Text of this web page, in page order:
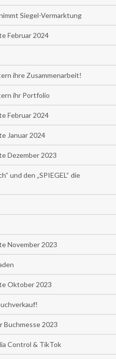
Siegel-Vermarktung
Februar 2024
ihre Zusammenarbeit!
ihr Portfolio
Februar 2024
Januar 2024
Dezember 2023
und den „SPIEGEL“ die
November 2023
Oktober 2023
Buchmesse 2023
Control & TikTok